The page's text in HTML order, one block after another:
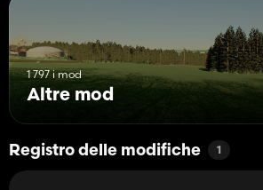
1 797 i mod
Altre mod
Registro delle modifiche 1